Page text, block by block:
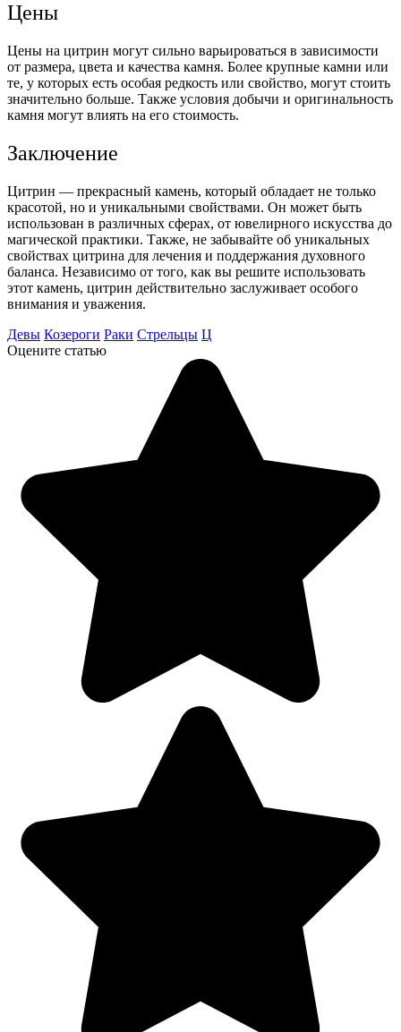
Цены
Цены на цитрин могут сильно варьироваться в зависимости
от размера, цвета и качества камня. Более крупные камни или
те, у которых есть особая редкость или свойство, могут стоить
значительно больше. Также условия добычи и оригинальность
камня могут влиять на его стоимость.
Заключение
Цитрин — прекрасный камень, который обладает не только
красотой, но и уникальными свойствами. Он может быть
использован в различных сферах, от ювелирного искусства до
магической практики. Также, не забывайте об уникальных
свойствах цитрина для лечения и поддержания духовного
баланса. Независимо от того, как вы решите использовать
этот камень, цитрин действительно заслуживает особого
внимания и уважения.
Девы Козероги Раки Стрельцы Ц
Оцените статью